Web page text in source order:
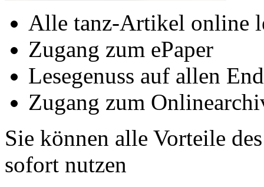
Alle tanz-Artikel online
Zugang zum ePaper
Lesegenuss auf allen
Zugang zum
Sie können alle Vorteile
sofort nutzen